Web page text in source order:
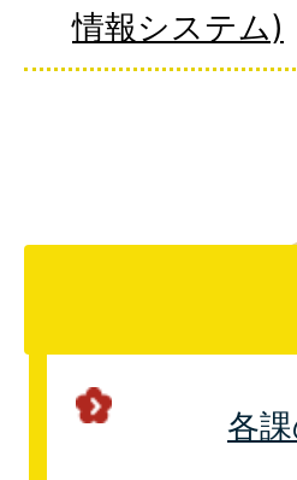
情報システム)
各